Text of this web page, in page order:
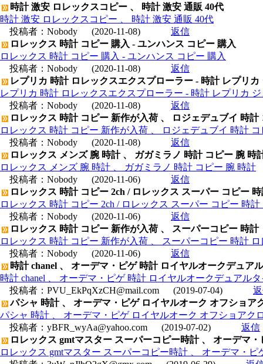
時計 激安 ロレックスコピー 、 時計 激安 通販 40代
時計 激安 ロレックスコピー 、 時計 激安 通販 40代
投稿者： Nobody (2020-11-08)
返信
ロレックス 時計 コピー 購入 - ユンハンス コピー 購入
ロレックス 時計 コピー 購入 - ユンハンス コピー 購入
投稿者： Nobody (2020-11-08)
返信
レプリカ 時計 ロレックスエクスプローラー - 時計 レプリカ
レプリカ 時計 ロレックスエクスプローラー - 時計 レプリカ
投稿者： Nobody (2020-11-08)
返信
ロレックス 時計 コピー 新作が入荷 、 ロジェデュブイ 時計
ロレックス 時計 コピー 新作が入荷 、 ロジェデュブイ 時計
投稿者： Nobody (2020-11-08)
返信
ロレックス メンズ 腕 時計 、 ガガミラノ 時計 コピー 腕 時
ロレックス メンズ 腕 時計 、 ガガミラノ 時計 コピー 腕 時計
投稿者： Nobody (2020-11-06)
返信
ロレックス 時計 コピー 2ch / ロレックス スーパー コピー
ロレックス 時計 コピー 2ch / ロレックス スーパー コピー 時計
投稿者： Nobody (2020-11-06)
返信
ロレックス 時計 コピー 新作が入荷 、 スーパーコピー 時
ロレックス 時計 コピー 新作が入荷 、 スーパーコピー 時計
投稿者： Nobody (2020-11-06)
返信
時計 chanel 、 オーデマ・ピゲ 時計 ロイヤルオークデュア
時計 chanel 、 オーデマ・ピゲ 時計 ロイヤルオークデュアル
投稿者： PVU_EkPqXzCH@mail.com (2019-07-04)
パシャ 時計 、 オーデマ・ピゲ ロイヤルオーク オフショア
パシャ 時計 、 オーデマ・ピゲ ロイヤルオーク オフショアク
投稿者： yBFR_wyAa@yahoo.com (2019-07-02)
返信
ロレックス gmtマスター スーパーコピー時計 、 オーデマ
ロレックス gmtマスター スーパーコピー時計 、 オーデマ・